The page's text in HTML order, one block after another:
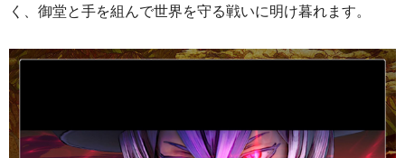
く、御堂と手を組んで世界を守る戦いに明け暮れます。